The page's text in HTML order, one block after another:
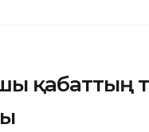
қабаттың